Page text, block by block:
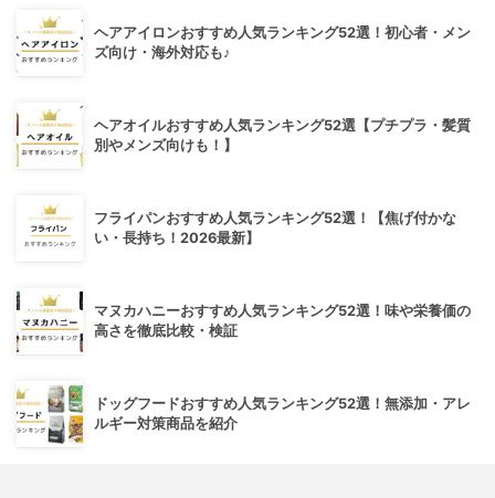
ヘアアイロンおすすめ人気ランキング52選！初心者・メン
ズ向け・海外対応も♪
ヘアオイルおすすめ人気ランキング52選【プチプラ・髪質
別やメンズ向けも！】
フライパンおすすめ人気ランキング52選！【焦げ付かな
い・長持ち！2026最新】
マヌカハニーおすすめ人気ランキング52選！味や栄養価の
高さを徹底比較・検証
ドッグフードおすすめ人気ランキング52選！無添加・アレ
ルギー対策商品を紹介